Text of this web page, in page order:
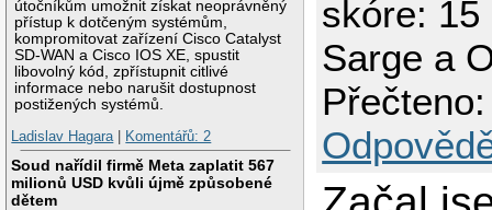
útočníkům umožnit získat neoprávněný
přístup k dotčeným systémům,
kompromitovat zařízení Cisco Catalyst
SD-WAN a Cisco IOS XE, spustit
libovolný kód, zpřístupnit citlivé
informace nebo narušit dostupnost
postižených systémů.
Ladislav Hagara| Komentářů: 2
Soud nařídil firmě Meta zaplatit 567
milionů USD kvůli újmě způsobené
dětem
skóre: 15
Sarge a